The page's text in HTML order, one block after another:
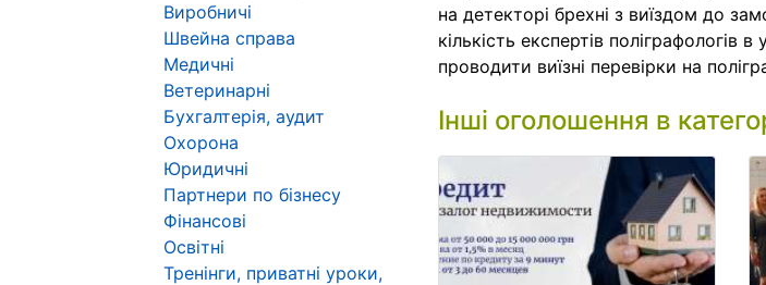
на детекторі брехні з виїздом до
кількість експертів поліграфологів
проводити виїзні перевірки на
Інші оголошення в
Виробничі
Швейна справа
Медичні
Ветеринарні
Бухгалтерія, аудит
Охорона
Юридичні
Партнери по бізнесу
Фінансові
Освітні
Тренінги, приватні уроки,